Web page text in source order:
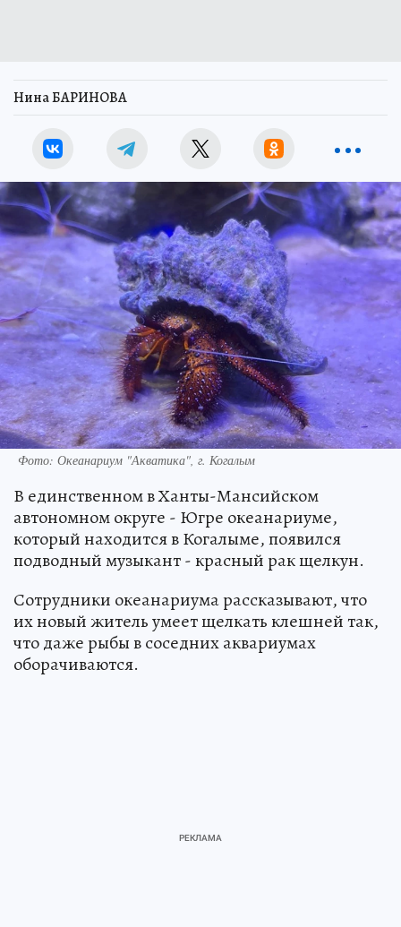
Нина БАРИНОВА
Фото: Океанариум "Акватика", г. Когалым
В единственном в Ханты-Мансийском
автономном округе - Югре океанариуме,
который находится в Когалыме, появился
подводный музыкант - красный рак щелкун.
Сотрудники океанариума рассказывают, что
их новый житель умеет щелкать клешней так,
что даже рыбы в соседних аквариумах
оборачиваются.